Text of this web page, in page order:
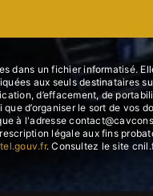
un fichier informatisé.
aux seuls destinataires
d’effacement, de
d’organiser le sort de vos
à l'adresse
légale aux fins
. Consultez le site